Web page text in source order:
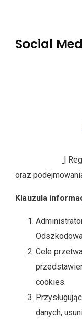
Social
|
oraz
Klauzula
Cele
cookies.
danych,